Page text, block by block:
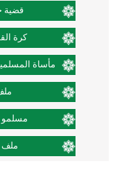
قضية
كرة
مأساة
مسلمو
ملف